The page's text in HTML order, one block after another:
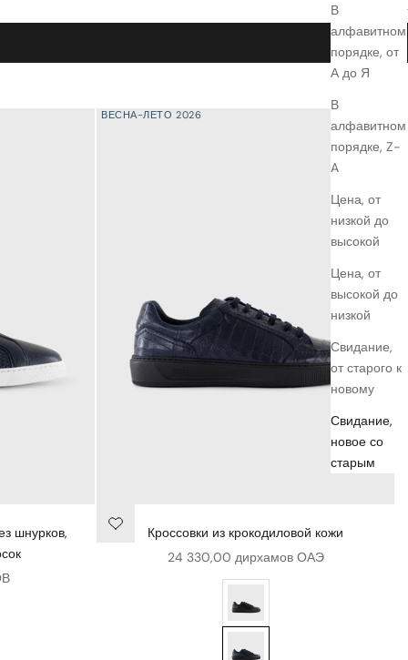
В
алфавитном
порядке, от
А до Я
В
алфавитном
порядке, Z-
A
Цена, от
низкой до
высокой
Цена, от
высокой до
низкой
Свидание,
от старого к
новому
Свидание,
новое со
старым
шнурков,
оленьей кожи без шнурков, надеваемые через носок
ВЕСНА-ЛЕТО 2026
Кроссовки из крокодиловой кожи
Цена продажи
24 330,00 дирхамов ОАЭ